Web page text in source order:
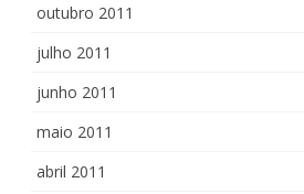
outubro 2011
julho 2011
junho 2011
maio 2011
abril 2011